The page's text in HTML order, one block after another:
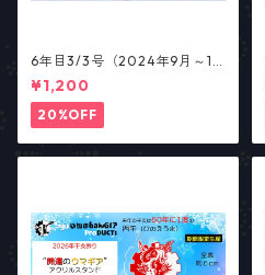
6年目3/3号（2024年9月～12
月号） 総合パンフレット「ア
ンティエール・リポート」
【少数部数生産】
¥1,200
20%OFF